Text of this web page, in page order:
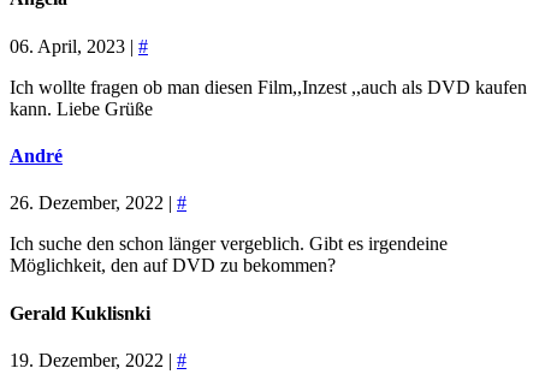
06. April, 2023 | #
Ich wollte fragen ob man diesen Film,,Inzest ,,auch als DVD kaufen
kann. Liebe Grüße
André
26. Dezember, 2022 | #
Ich suche den schon länger vergeblich. Gibt es irgendeine
Möglichkeit, den auf DVD zu bekommen?
Gerald Kuklisnki
19. Dezember, 2022 | #